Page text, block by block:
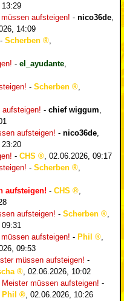
aufsteigen! - nico36de,
14:09
- Scherben
,
- el_ayudante,
- Scherben
,
aufsteigen! - chief wiggum,
aufsteigen! - nico36de,
- CHS , 02.06.2026, 09:17
- Scherben
,
aufsteigen! - CHS
,
aufsteigen! - Scherben
,
aufsteigen! - Phil
,
09:53
müssen aufsteigen! -
, 02.06.2026, 10:02
Meister müssen aufsteigen! -
Phil
, 02.06.2026, 10:26